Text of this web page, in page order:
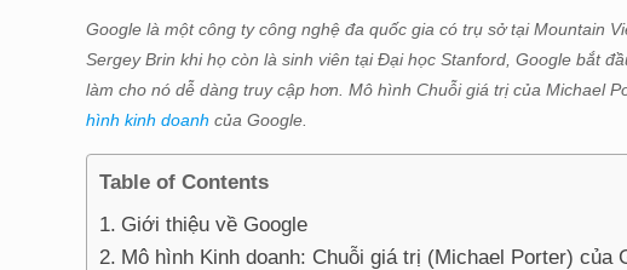
Google là một công ty công nghệ đa quốc gia có trụ sở tại Mountain
Sergey Brin khi họ còn là sinh viên tại Đại học Stanford, Google bắt
làm cho nó dễ dàng truy cập hơn. Mô hình Chuỗi giá trị của Michael
hình kinh doanh của Google.
Table of Contents
Giới thiệu về Google
Mô hình Kinh doanh: Chuỗi giá trị (Michael Porter) của